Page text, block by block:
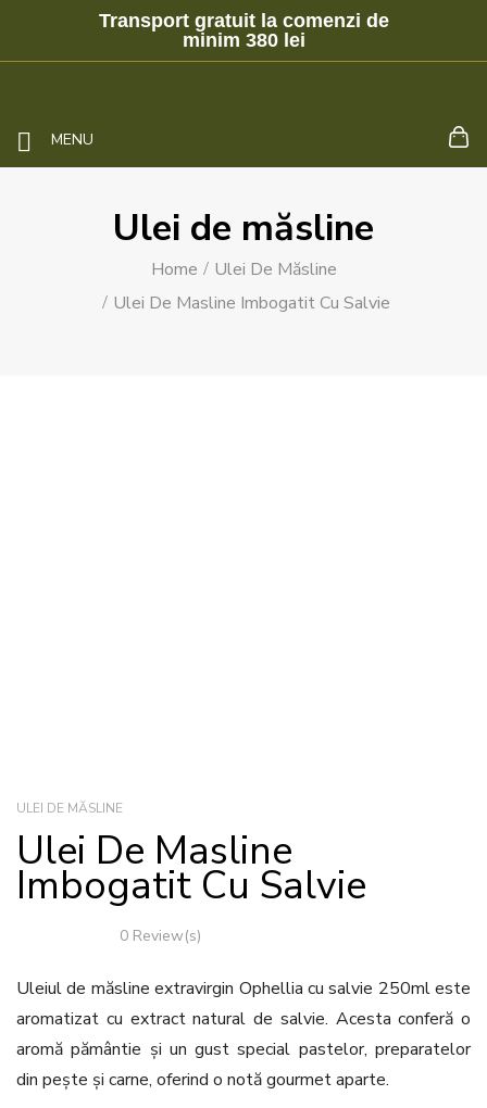
Transport gratuit la comenzi de
minim 380 lei
MENU
Ulei de măsline
Home
Ulei De Măsline
Ulei De Masline Imbogatit Cu Salvie
ULEI DE MĂSLINE
Ulei De Masline
Imbogatit Cu Salvie
0 Review(s)
Uleiul de măsline extravirgin Ophellia cu salvie 250ml este
aromatizat cu extract natural de salvie. Acesta conferă o
aromă pământie și un gust special pastelor, preparatelor
din pește și carne, oferind o notă gourmet aparte.